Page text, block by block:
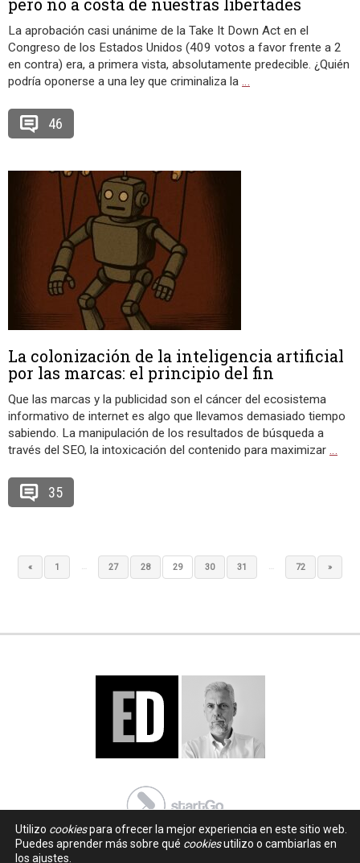
La aprobación casi unánime de la Take It Down Act en el
Congreso de los Estados Unidos (409 votos a favor frente a 2
en contra) era, a primera vista, absolutamente predecible. ¿Quién
podría oponerse a una ley que criminaliza la …
46
La colonización de la inteligencia artificial
por las marcas: el principio del fin
Que las marcas y la publicidad son el cáncer del ecosistema
informativo de internet es algo que llevamos demasiado tiempo
sabiendo. La manipulación de los resultados de búsqueda a
través del SEO, la intoxicación del contenido para maximizar …
35
« 1 … 27 28 29 30 31 … 72 »
Utilizo cookiespara ofrecer la mejor experiencia en este sitio web.
Puedes aprender más sobre qué cookiesutilizo o cambiarlas en
los ajustes.